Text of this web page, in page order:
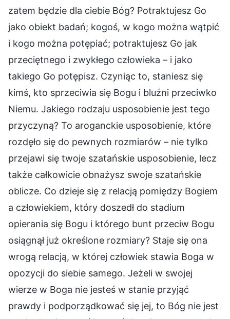
zatem będzie dla ciebie Bóg? Potraktujesz Go
jako obiekt badań; kogoś, w kogo można wątpić
i kogo można potępiać; potraktujesz Go jak
przeciętnego i zwykłego człowieka – i jako
takiego Go potępisz. Czyniąc to, staniesz się
kimś, kto sprzeciwia się Bogu i bluźni przeciwko
Niemu. Jakiego rodzaju usposobienie jest tego
przyczyną? To aroganckie usposobienie, które
rozdęło się do pewnych rozmiarów – nie tylko
przejawi się twoje szatańskie usposobienie, lecz
także całkowicie obnażysz swoje szatańskie
oblicze. Co dzieje się z relacją pomiędzy Bogiem
a człowiekiem, który doszedł do stadium
opierania się Bogu i którego bunt przeciw Bogu
osiągnął już określone rozmiary? Staje się ona
wrogą relacją, w której człowiek stawia Boga w
opozycji do siebie samego. Jeżeli w swojej
wierze w Boga nie jesteś w stanie przyjąć
prawdy i podporządkować się jej, to Bóg nie jest